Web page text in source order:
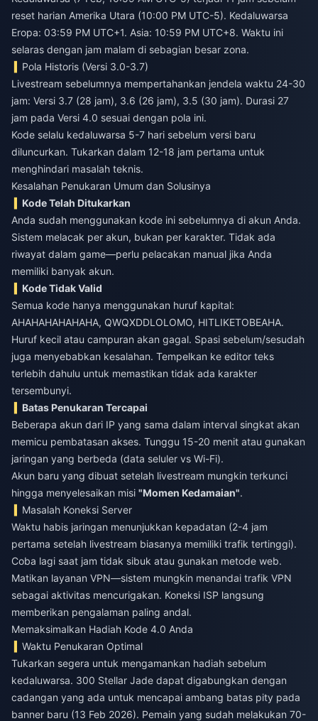
reset harian Amerika Utara (10:00 PM UTC-5). Kedaluwarsa
Eropa: 03:59 PM UTC+1. Asia: 10:59 PM UTC+8. Waktu ini
selaras dengan jam malam di sebagian besar zona.
Pola Historis (Versi 3.0-3.7)
Livestream sebelumnya mempertahankan jendela waktu 24-30
jam: Versi 3.7 (28 jam), 3.6 (26 jam), 3.5 (30 jam). Durasi 27
jam pada Versi 4.0 sesuai dengan pola ini.
Kode selalu kedaluwarsa 5-7 hari sebelum versi baru
diluncurkan. Tukarkan dalam 12-18 jam pertama untuk
menghindari masalah teknis.
Kesalahan Penukaran Umum dan Solusinya
Kode Telah Ditukarkan
Anda sudah menggunakan kode ini sebelumnya di akun Anda.
Sistem melacak per akun, bukan per karakter. Tidak ada
riwayat dalam game—perlu pelacakan manual jika Anda
memiliki banyak akun.
Kode Tidak Valid
Semua kode hanya menggunakan huruf kapital:
AHAHAHAHAHAHA, QWQXDDLOLOMO, HITLIKETOBEAHA.
Huruf kecil atau campuran akan gagal. Spasi sebelum/sesudah
juga menyebabkan kesalahan. Tempelkan ke editor teks
terlebih dahulu untuk memastikan tidak ada karakter
tersembunyi.
Batas Penukaran Tercapai
Beberapa akun dari IP yang sama dalam interval singkat akan
memicu pembatasan akses. Tunggu 15-20 menit atau gunakan
jaringan yang berbeda (data seluler vs Wi-Fi).
Akun baru yang dibuat setelah livestream mungkin terkunci
hingga menyelesaikan misi "Momen Kedamaian".
Masalah Koneksi Server
Waktu habis jaringan menunjukkan kepadatan (2-4 jam
pertama setelah livestream biasanya memiliki trafik tertinggi).
Coba lagi saat jam tidak sibuk atau gunakan metode web.
Matikan layanan VPN—sistem mungkin menandai trafik VPN
sebagai aktivitas mencurigakan. Koneksi ISP langsung
memberikan pengalaman paling andal.
Memaksimalkan Hadiah Kode 4.0 Anda
Waktu Penukaran Optimal
Tukarkan segera untuk mengamankan hadiah sebelum
kedaluwarsa. 300 Stellar Jade dapat digabungkan dengan
cadangan yang ada untuk mencapai ambang batas pity pada
banner baru (13 Feb 2026). Pemain yang sudah melakukan 70-